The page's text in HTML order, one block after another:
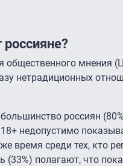
общественного
нетрадиционных
россиян
недопустимо
время среди тех, кто
(33%) полагают, что